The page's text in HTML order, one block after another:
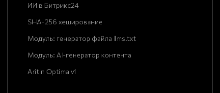
ИИ в Битрикс24
SHA-256 хеширование
Модуль: генератор файла llms.txt
Модуль: AI-генератор контента
Aritin Optima v1